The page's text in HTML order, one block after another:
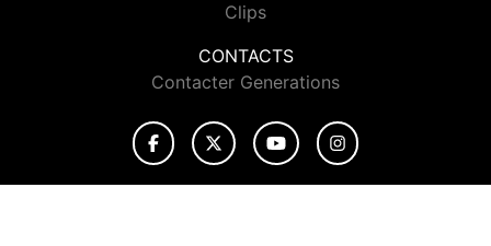
Clips
CONTACTS
Contacter Generations